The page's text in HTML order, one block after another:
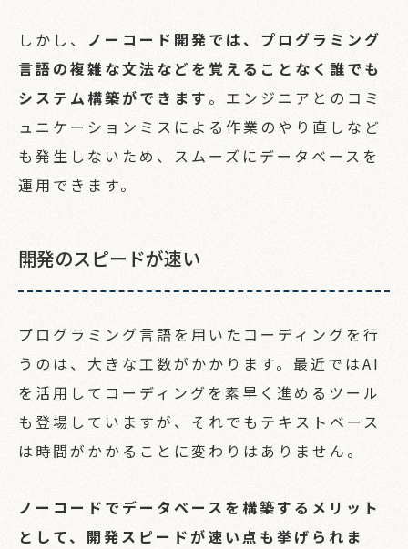
COMPANY
会社概要
CONTACT
お問い合わせ
しかし、 ノーコード開発では、プログラミング
言語の複雑な文法などを覚えることなく誰でも
システム構築ができます 。エンジニアとのコミ
ュニケーションミスによる作業のやり直しなど
も発生しないため、スムーズにデータベースを
運用できます。
開発のスピードが速い
プログラミング言語を用いたコーディングを行
うのは、大きな工数がかかります。最近ではAI
を活用してコーディングを素早く進めるツール
も登場していますが、それでもテキストベース
は時間がかかることに変わりはありません。
ノーコードでデータベースを構築するメリット
として、開発スピードが速い点も挙げられま